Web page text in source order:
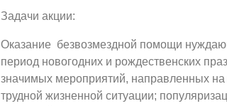
Задачи акции:
Оказание безвозмездной помощи
период новогодних и рождественских
значимых мероприятий, направленных
трудной жизненной ситуации;